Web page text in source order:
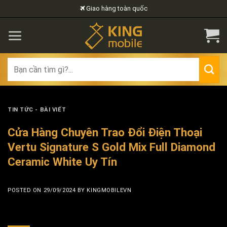
to
content
Giao hàng toàn quốc
for:
TIN TỨC - BÀI VIẾT
Cửa Hàng Chuyên Trao Đổi Điện Thoại
Vertu Signature S Gold Mix Full Diamond
Ceramic White Uy Tín
POSTED ON 29/09/2024 BYKINGMOBILEVN